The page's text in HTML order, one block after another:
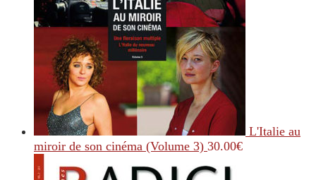
L'Italie au
miroir de son cinéma (Volume 3) 30.00€